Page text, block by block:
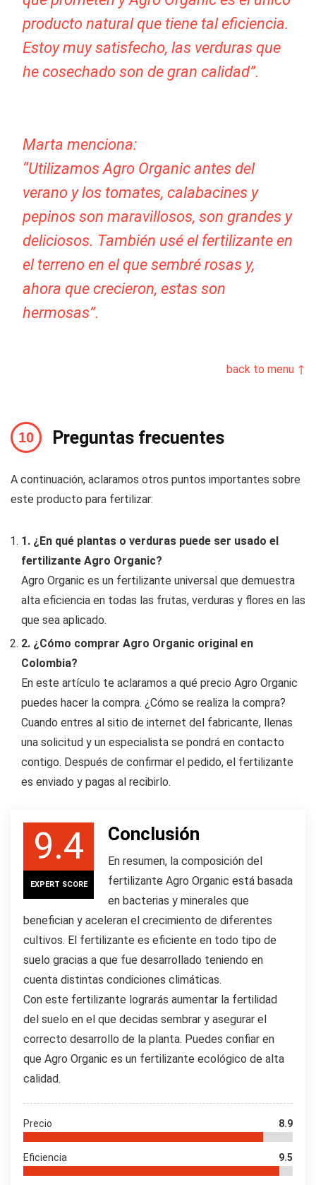
producto natural que tiene tal eficiencia.
Estoy muy satisfecho, las verduras que
he cosechado son de gran calidad”.
Marta menciona:
“Utilizamos Agro Organic antes del
verano y los tomates, calabacines y
pepinos son maravillosos, son grandes y
deliciosos. También usé el fertilizante en
el terreno en el que sembré rosas y,
ahora que crecieron, estas son
hermosas”.
back to menu ↑
Preguntas frecuentes
A continuación, aclaramos otros puntos importantes sobre
este producto para fertilizar:
1. ¿En qué plantas o verduras puede ser usado el
fertilizante Agro Organic?
Agro Organic es un fertilizante universal que demuestra
alta eficiencia en todas las frutas, verduras y flores en las
que sea aplicado.
2. ¿Cómo comprar Agro Organic original en
Colombia?
En este artículo te aclaramos a qué precio Agro Organic
puedes hacer la compra. ¿Cómo se realiza la compra?
Cuando entres al sitio de internet del fabricante, llenas
una solicitud y un especialista se pondrá en contacto
contigo. Después de confirmar el pedido, el fertilizante
es enviado y pagas al recibirlo.
9.4
EXPERT SCORE
Conclusión
En resumen, la composición del
fertilizante Agro Organic está basada
en bacterias y minerales que
benefician y aceleran el crecimiento de diferentes
cultivos. El fertilizante es eficiente en todo tipo de
suelo gracias a que fue desarrollado teniendo en
cuenta distintas condiciones climáticas.
Con este fertilizante lograrás aumentar la fertilidad
del suelo en el que decidas sembrar y asegurar el
correcto desarrollo de la planta. Puedes confiar en
que Agro Organic es un fertilizante ecológico de alta
calidad.
Precio 8.9
Eficiencia 9.5